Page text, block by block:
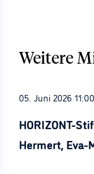
Weitere
05. Juni 2026 11:00
HORIZONT-
Hermert, Eva-